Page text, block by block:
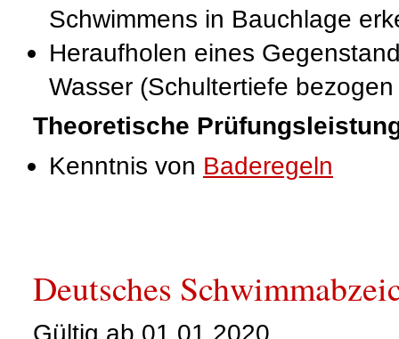
Schwimmens in Bauchlage
Heraufholen eines
Wasser (Schultertiefe
Theoretische
Kenntnis von Baderegeln
Deutsches
Gültig ab 01.01.2020